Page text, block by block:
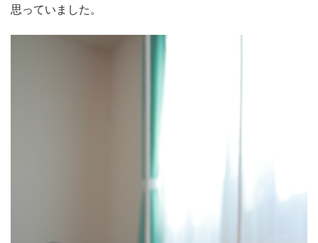
思っていました。